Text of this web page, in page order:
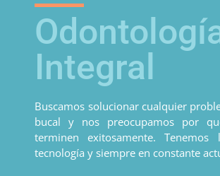
Integral
Buscamos solucionar cualquier
bucal y nos preocupamos por
terminen exitosamente.
tecnología y siempre en constante